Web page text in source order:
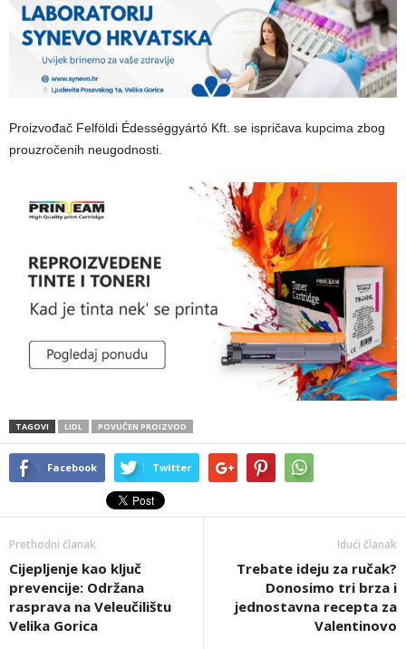
Proizvođač Felföldi Édességgyártó Kft. se ispričava kupcima zbog
prouzročenih neugodnosti.
TAGOVI LIDL POVUČEN PROIZVOD
Facebook Twitter
Prethodni članak
Cijepljenje kao ključ
prevencije: Održana
rasprava na Veleučilištu
Velika Gorica
Idući članak
Trebate ideju za ručak?
Donosimo tri brza i
jednostavna recepta za
Valentinovo